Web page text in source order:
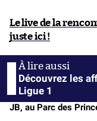
Le live de la
juste ici !
Découvrez les
Ligue 1
JB, au Parc des